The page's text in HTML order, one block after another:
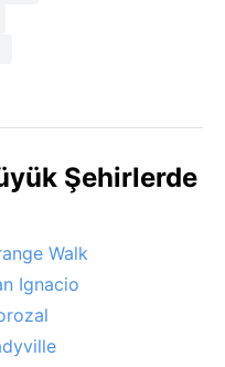
Şehirlerde
Walk
Ignacio